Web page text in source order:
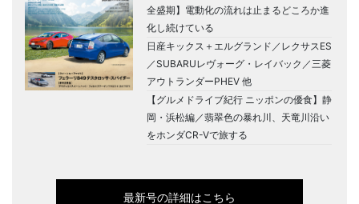
全盛期】電動化の流れは止まるどころか進
化し続けている
日産キックス＋エルグランド／レクサスES
／SUBARUレヴォーグ・レイバック／三菱
アウトランダーPHEV 他
【グルメドライブ紀行 ニッポンの優食】静
岡・浜松編／翡翠色の暴れ川、天竜川沿い
をホンダCR-Vで旅する
最新号の詳細はこちら